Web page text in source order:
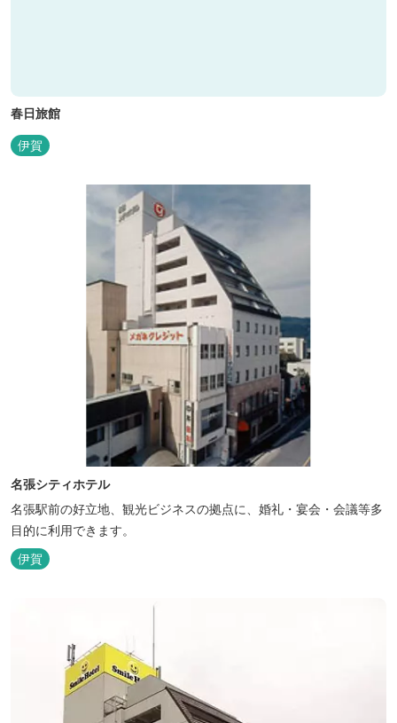
春日旅館
伊賀
名張シティホテル
名張駅前の好立地、観光ビジネスの拠点に、婚礼・宴会・会議等多
目的に利用できます。
伊賀